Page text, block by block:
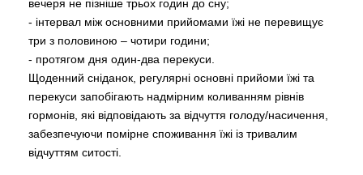
вечеря не пізніше трьох годин до сну;
- інтервал між основними прийомами їжі не перевищує
три з половиною – чотири години;
- протягом дня один-два перекуси.
Щоденний сніданок, регулярні основні прийоми їжі та
перекуси запобігають надмірним коливанням рівнів
гормонів, які відповідають за відчуття голоду/насичення,
забезпечуючи помірне споживання їжі із тривалим
відчуттям ситості.